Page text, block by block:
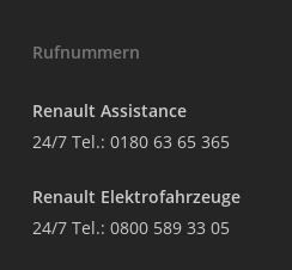
Rufnummern
Renault Assistance
24/7 Tel.: 0180 63 65 365
Renault Elektrofahrzeuge
24/7 Tel.: 0800 589 33 05